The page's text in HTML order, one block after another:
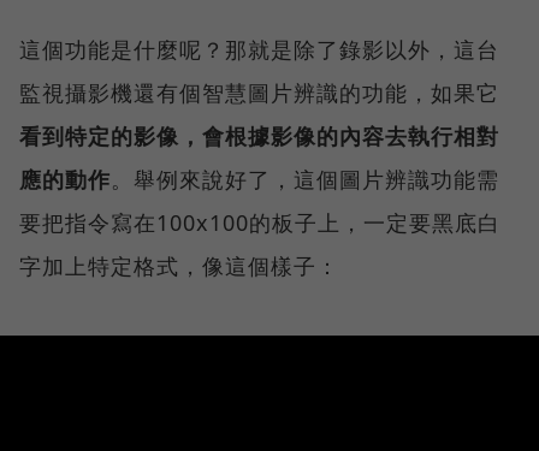
這個功能是什麼呢？那就是除了錄影以外，這台
監視攝影機還有個智慧圖片辨識的功能，如果它
看到特定的影像，會根據影像的內容去執行相對
應的動作。舉例來說好了，這個圖片辨識功能需
要把指令寫在100x100的板子上，一定要黑底白
字加上特定格式，像這個樣子：